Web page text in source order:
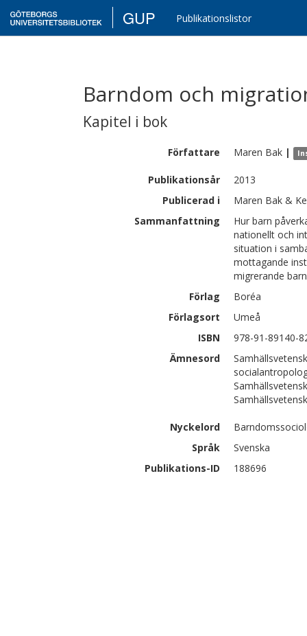
GUP Publikationslistor
Barndom och
Kapitel i bok
Författare Maren Bak |
Publikationsår
2013
Publicerad i
Maren Bak &
Sammanfattning
Hur barn
nationellt och
situation i
mottagande
migrerande
Förlag
Boréa
Förlagsort
Umeå
ISBN
978-91-89140-
Ämnesord
Nyckelord
Språk
Svenska
Publikations-ID
188696